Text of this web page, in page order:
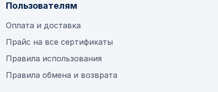
Пользователям
Оплата и доставка
Прайс на все сертификаты
Правила использования
Правила обмена и возврата